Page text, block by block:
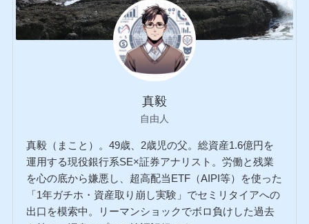
真毅
自由人
真毅（まこと）。49歳、2歳児の父。総資産1.6億円を
運用する現役銀行系SE×証券アナリスト。労働と残業
を心の底から嫌悪し、超高配当ETF（AIPI等）を使った
「1年ガチホ・資産取り崩し実験」でセミリタイアへの
出口を模索中。リーマンショックでボロ負けした過去